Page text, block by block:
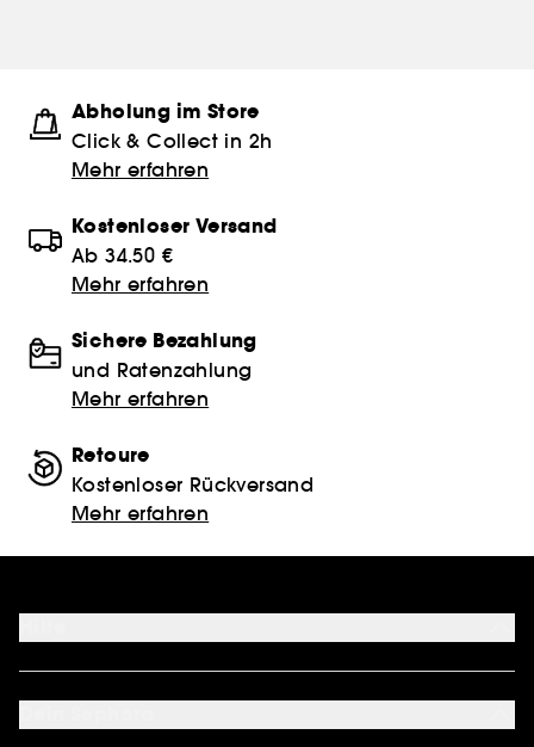
Abholung im Store
Click & Collect in 2h
Mehr erfahren
Kostenloser Versand
Ab 34.50 €
Mehr erfahren
Sichere Bezahlung
und Ratenzahlung
Mehr erfahren
Retoure
Kostenloser Rückversand
Mehr erfahren
FAQ
Kontakt